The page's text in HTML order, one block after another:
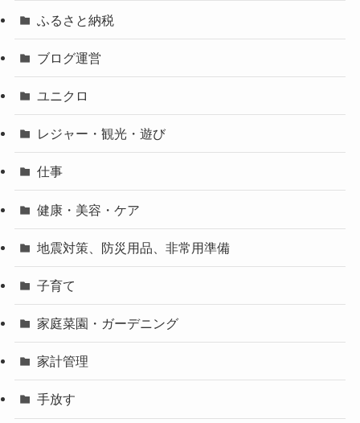
ふるさと納税
ブログ運営
ユニクロ
レジャー・観光・遊び
仕事
健康・美容・ケア
地震対策、防災用品、非常用準備
子育て
家庭菜園・ガーデニング
家計管理
手放す